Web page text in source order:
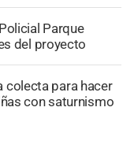
Parque
del proyecto
colecta para hacer
con saturnismo